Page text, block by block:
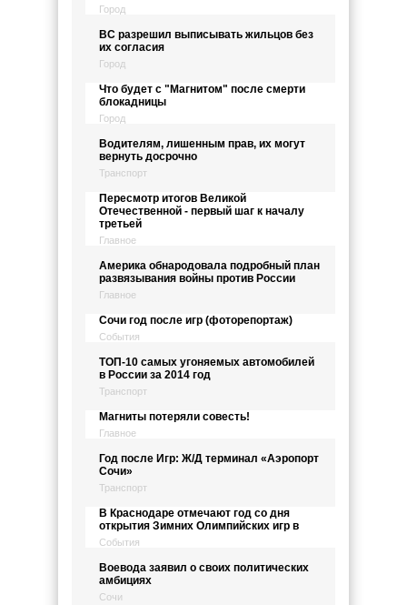
Город
ВС разрешил выписывать жильцов без
их согласия
Город
Что будет с "Магнитом" после смерти
блокадницы
Город
Водителям, лишенным прав, их могут
вернуть досрочно
Транспорт
Пересмотр итогов Великой
Отечественной - первый шаг к началу
третьей
Главное
Америка обнародовала подробный план
развязывания войны против России
Главное
Сочи год после игр (фоторепортаж)
События
ТОП-10 самых угоняемых автомобилей
в России за 2014 год
Транспорт
Магниты потеряли совесть!
Главное
Год после Игр: Ж/Д терминал «Аэропорт
Сочи»
Транспорт
В Краснодаре отмечают год со дня
открытия Зимних Олимпийских игр в
События
Воевода заявил о своих политических
амбициях
Сочи